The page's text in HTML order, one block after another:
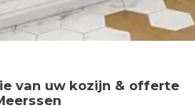
van uw kozijn & offerte